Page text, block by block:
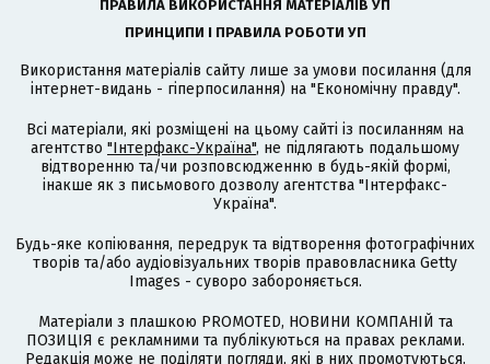
ПРАВИЛА ВИКОРИСТАННЯ МАТЕРІАЛІВ УП
ПРИНЦИПИ І ПРАВИЛА РОБОТИ УП
Використання матеріалів сайту лише за умови посилання (для
інтернет-видань - гіперпосилання) на "Економічну правду".
Всі матеріали, які розміщені на цьому сайті із посиланням на
агентство "Інтерфакс-Україна", не підлягають подальшому
відтворенню та/чи розповсюдженню в будь-якій формі,
інакше як з письмового дозволу агентства "Інтерфакс-
Україна".
Будь-яке копіювання, передрук та відтворення фотографічних
творів та/або аудіовізуальних творів правовласника Getty
Images - суворо забороняється.
Матеріали з плашкою PROMOTED, НОВИНИ КОМПАНІЙ та
ПОЗИЦІЯ є рекламними та публікуються на правах реклами.
Редакція може не поділяти погляди, які в них промотуються.